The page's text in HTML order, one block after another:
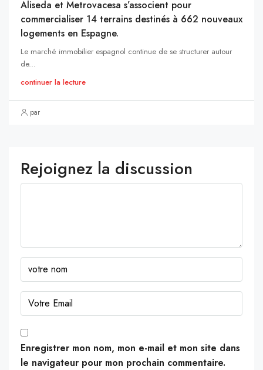
Aliseda et Metrovacesa s’associent pour
commercialiser 14 terrains destinés à 662 nouveaux
logements en Espagne.
Le marché immobilier espagnol continue de se structurer autour
de...
continuer la lecture
par
Rejoignez la discussion
Enregistrer mon nom, mon e-mail et mon site dans
le navigateur pour mon prochain commentaire.